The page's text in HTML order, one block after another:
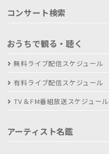
コンサート検索
おうちで観る・聴く
無料ライブ配信スケジュール
有料ライブ配信スケジュール
TV＆FM番組放送スケジュール
アーティスト名鑑